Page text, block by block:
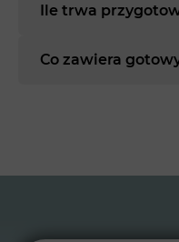
Ile trwa
Co zawiera